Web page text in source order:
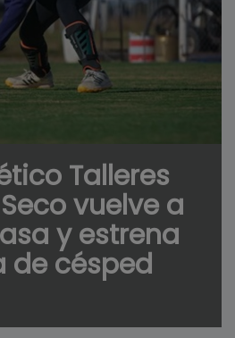
Talleres
vuelve a
y estrena
de césped